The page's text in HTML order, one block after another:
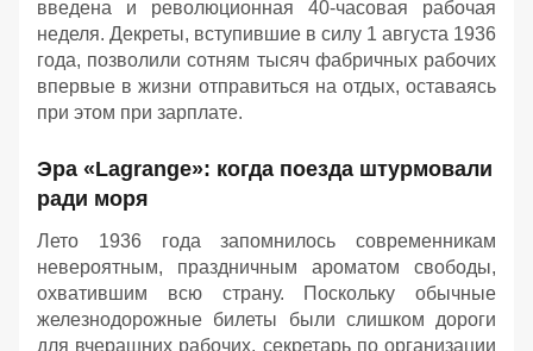
введена и революционная 40-часовая рабочая
неделя. Декреты, вступившие в силу 1 августа 1936
года, позволили сотням тысяч фабричных рабочих
впервые в жизни отправиться на отдых, оставаясь
при этом при зарплате.
Эра «Lagrange»: когда поезда штурмовали
ради моря
Лето 1936 года запомнилось современникам
невероятным, праздничным ароматом свободы,
охватившим всю страну. Поскольку обычные
железнодорожные билеты были слишком дороги
для вчерашних рабочих, секретарь по организации